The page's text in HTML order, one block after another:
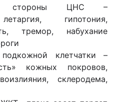
стороны ЦНС –
гипотония,
тремор, набухание
клетчатки –
кожных покровов,
склеродема,